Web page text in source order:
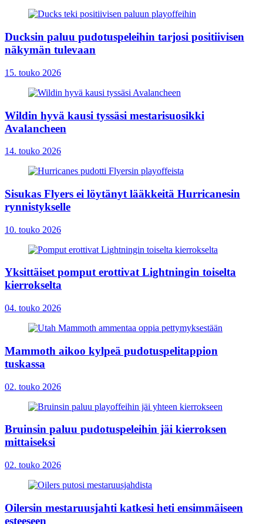
Ducksin paluu pudotuspeleihin tarjosi positiivisen
näkymän tulevaan
15. touko 2026
Wildin hyvä kausi tyssäsi mestarisuosikki
Avalancheen
14. touko 2026
Sisukas Flyers ei löytänyt lääkkeitä Hurricanesin
rynnistykselle
10. touko 2026
Yksittäiset pomput erottivat Lightningin toiselta
kierrokselta
04. touko 2026
Mammoth aikoo kylpeä pudotuspelitappion
tuskassa
02. touko 2026
Bruinsin paluu pudotuspeleihin jäi kierroksen
mittaiseksi
02. touko 2026
Oilersin mestaruusjahti katkesi heti ensimmäiseen
esteeseen